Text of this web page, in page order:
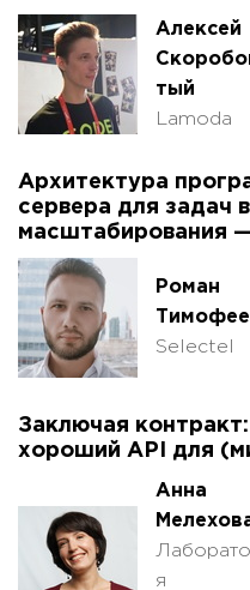
Алексей
тый
Lamoda
Архитектура
сервера для задач
масштабирования
Роман
Selectel
Заключая
хороший API для
Анна
я